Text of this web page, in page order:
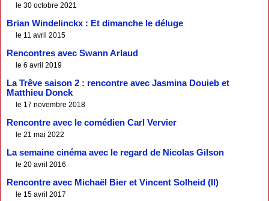
le 30 octobre 2021
Brian Windelinckx : Et dimanche le déluge
le 11 avril 2015
Rencontres avec Swann Arlaud
le 6 avril 2019
La Trêve saison 2 : rencontre avec Jasmina Douieb et
Matthieu Donck
le 17 novembre 2018
Rencontre avec le comédien Carl Vervier
le 21 mai 2022
La semaine cinéma avec le regard de Nicolas Gilson
le 20 avril 2016
Rencontre avec Michaël Bier et Vincent Solheid (II)
le 15 avril 2017